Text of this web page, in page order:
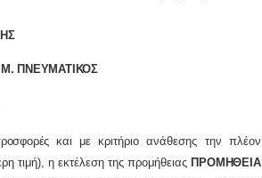
ΠΝΕΥΜΑΤΙΚΟΣ
και με κριτήριο ανάθεσης την πλέον
τιμή), η εκτέλεση της προμήθειας ΠΡΟΜΗΘΕΙΑ